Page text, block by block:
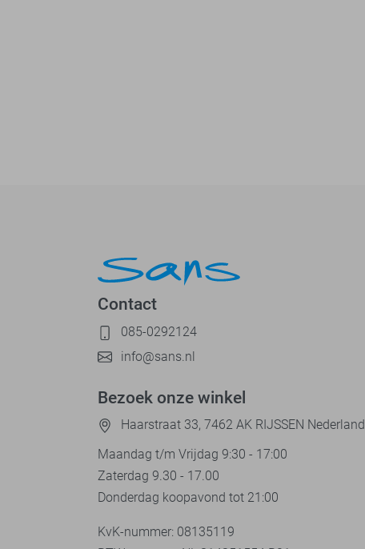
Contact
085-0292124
info@sans.nl
Bezoek onze winkel
Haarstraat 33, 7462 AK RIJSSEN Nederland
Maandag t/m Vrijdag 9:30 - 17:00
Zaterdag 9.30 - 17.00
Donderdag koopavond tot 21:00
KvK-nummer: 08135119